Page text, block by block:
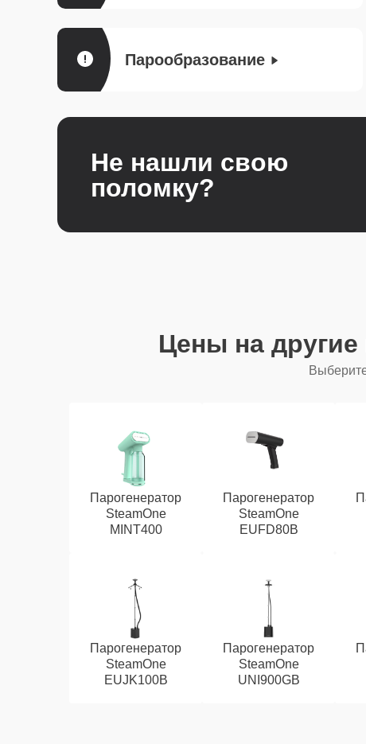
Парообразование
Не нашли свою
поломку?
Цены на
Парогенератор
SteamOne
MINT400
Парогенератор
SteamOne
EUFD80B
Парогенератор
SteamOne
EUJK100B
Парогенератор
SteamOne
UNI900GB